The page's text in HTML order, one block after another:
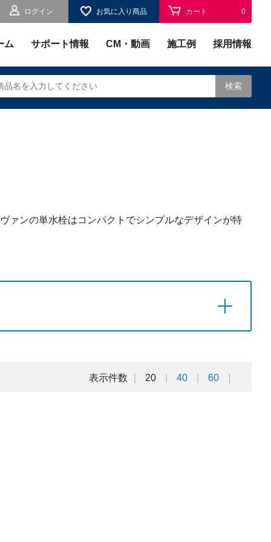
ログイン お気に入り商品 カート 0
ム サポート情報 CM・動画 施工例 採用情報
検索
ァンの単水栓はコンパクトでシンプルなデザインが特
表示件数 20 40 60